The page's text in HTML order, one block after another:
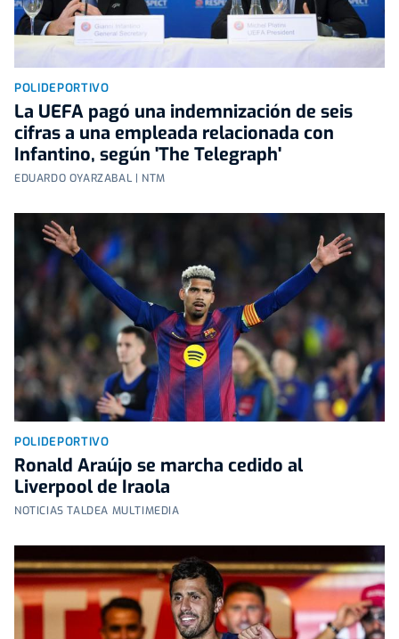
POLIDEPORTIVO
La UEFA pagó una indemnización de seis
cifras a una empleada relacionada con
Infantino, según 'The Telegraph'
EDUARDO OYARZABAL | NTM
POLIDEPORTIVO
Ronald Araújo se marcha cedido al
Liverpool de Iraola
NOTICIAS TALDEA MULTIMEDIA